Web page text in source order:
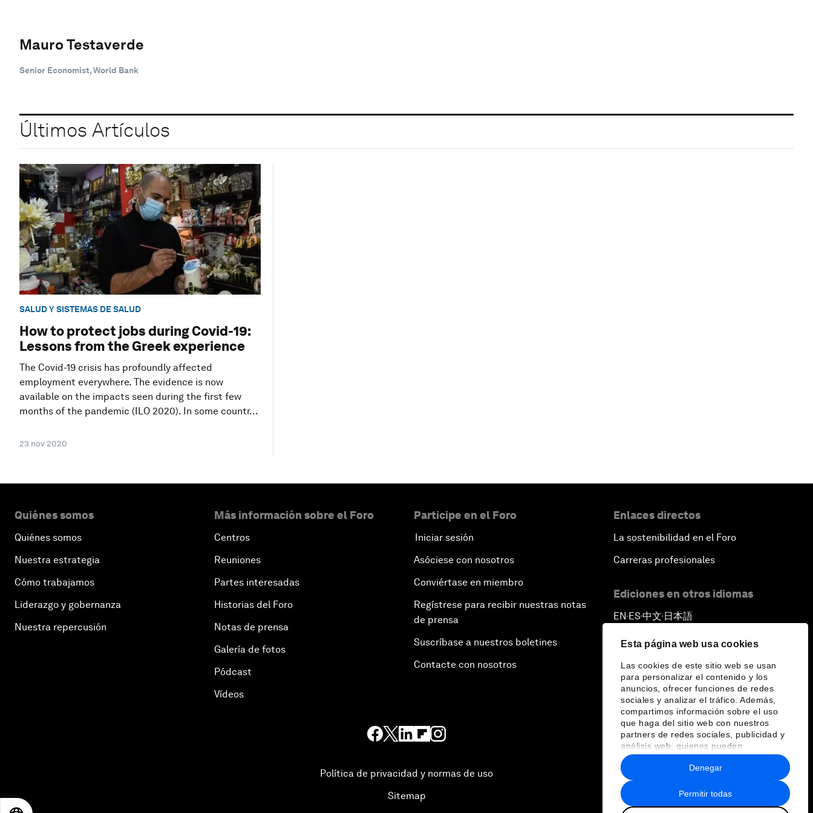
Esta página web usa cookies
Las cookies de este sitio web se usan
para personalizar el contenido y los
anuncios, ofrecer funciones de redes
sociales y analizar el tráfico. Además,
compartimos información sobre el uso
que haga del sitio web con nuestros
partners de redes sociales, publicidad y
análisis web, quienes pueden
combinarla con otra información que les
haya proporcionado o que hayan
recopilado a partir del uso que haya
hecho de sus servicios.
Permitir todas
Denegar
Mauro Testaverde
Senior Economist, World Bank
Últimos Artículos
SALUD Y SISTEMAS DE SALUD
How to protect jobs during Covid-19:
Lessons from the Greek experience
The Covid-19 crisis has profoundly affected
employment everywhere. The evidence is now
available on the impacts seen during the first few
months of the pandemic (ILO 2020). In some countr...
23 nov 2020
Quiénes somos
Quiénes somos
Nuestra estrategia
Cómo trabajamos
Liderazgo y gobernanza
Nuestra repercusión
Más información sobre el Foro
Centros
Reuniones
Partes interesadas
Historias del Foro
Notas de prensa
Galería de fotos
Pódcast
Vídeos
Participe en el Foro
Iniciar sesión
Asóciese con nosotros
Conviértase en miembro
Regístrese para recibir nuestras notas
de prensa
Suscríbase a nuestros boletines
Contacte con nosotros
Enlaces directos
La sostenibilidad en el Foro
Carreras profesionales
Ediciones en otros idiomas
EN ▪ ES▪中文▪ 日本語
Política de privacidad y normas de uso
Sitemap